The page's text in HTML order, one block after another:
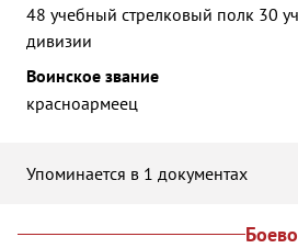
48 учебный стрелковый полк 30
дивизии
Воинское звание
красноармеец
Упоминается в 1 документах